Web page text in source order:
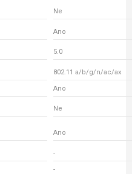
Ne
Ano
5.0
802.11 a/b/g/n/ac/ax
Ano
Ne
Ano
-
-